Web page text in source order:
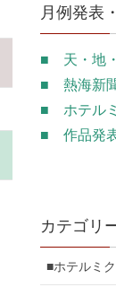
月例発表
■ 天・地
■ 熱海新
■ ホテル
■ 作品発
カテゴリ
■ホテルミ